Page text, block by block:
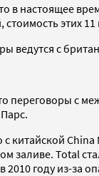
в настоящее
этих
ведутся с
переговоры с
китайской
заливе. Total
2010 году из-за